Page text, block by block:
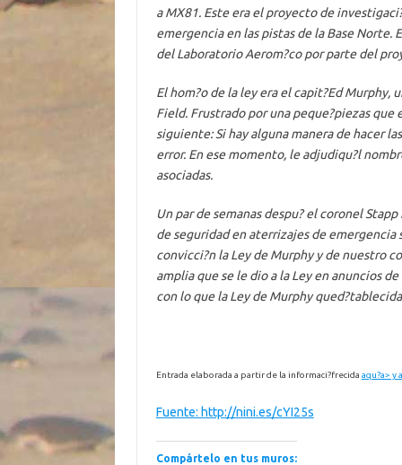
a MX81. Este era el proyecto de
emergencia en las pistas de la Base
del Laboratorio Aerom?co por parte del
El hom?o de la ley era el capit?Ed
Field. Frustrado por una peque?piezas que
siguiente: Si hay alguna manera de hacer
error. En ese momento, le adjudiqu?l
asociadas.
Un par de semanas despu? el coronel
de seguridad en aterrizajes de
convicci?n la Ley de Murphy y de nuestro
amplia que se le dio a la Ley en anuncios
con lo que la Ley de Murphy
Entrada elaborada a partir de la informaci?frecida aqu?a> y
Fuente: http://nini.es/cYI25s
Compártelo en tus muros: